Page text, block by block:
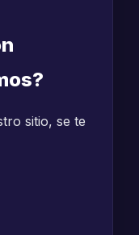
sitio, se te